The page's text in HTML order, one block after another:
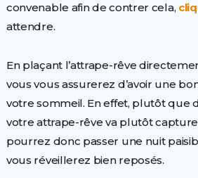
convenable afin de contrer cela,
attendre.
En plaçant l’attrape-rêve
vous vous assurerez d’avoir une
votre sommeil. En effet, plutôt que
votre attrape-rêve va plutôt
pourrez donc passer une nuit
vous réveillerez bien reposés.